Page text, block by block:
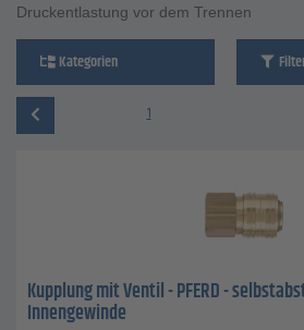
Druckentlastung vor dem Trennen
Kategorien
1
Kupplung mit Ventil - PFERD -
Innengewinde